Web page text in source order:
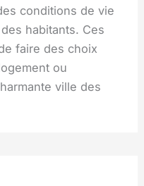
conditions de vie
habitants. Ces
faire des choix
ou
ville des